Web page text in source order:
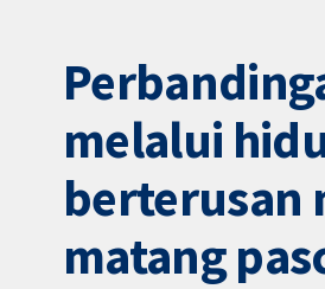
melalui
berterusan
matang